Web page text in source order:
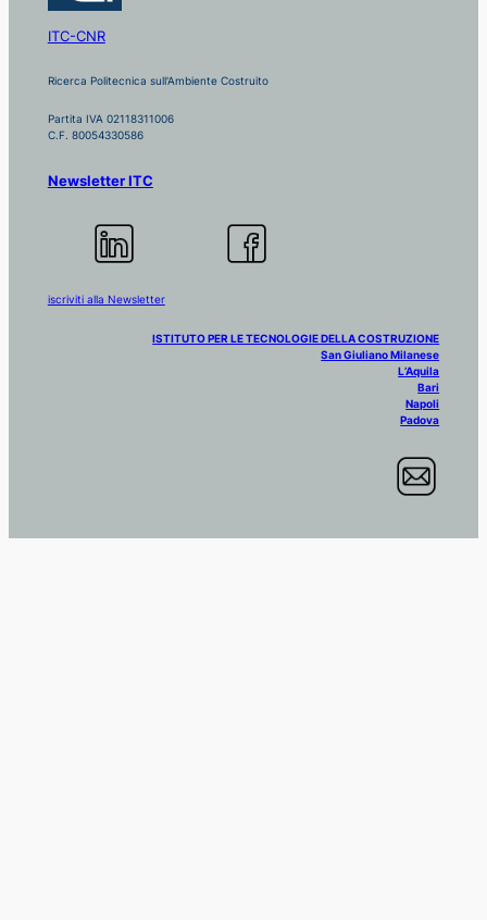
ITC-CNR
Ricerca Politecnica sull'Ambiente Costruito
Partita IVA 02118311006
C.F. 80054330586
Newsletter ITC
iscriviti alla Newsletter
ISTITUTO PER LE TECNOLOGIE DELLA COSTRUZIONE
San Giuliano Milanese
L’Aquila
Bari
Napoli
Padova